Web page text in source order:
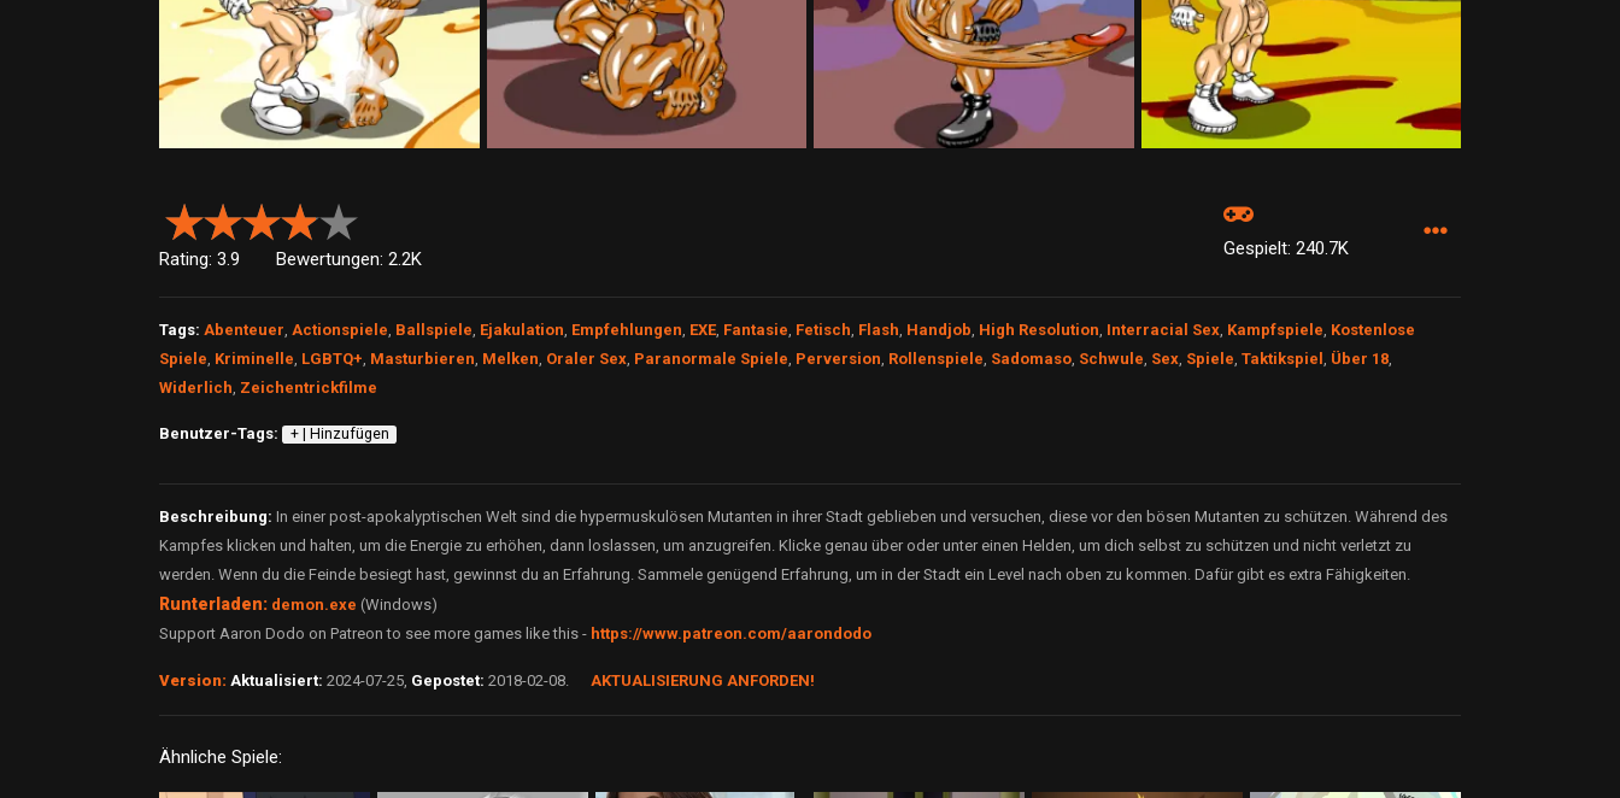
Rating: 3.9 Bewertungen: 2.2K Gespielt: 240.7K
Tags: Abenteuer Actionspiele Ballspiele Ejakulation Empfehlungen EXE, Fantasie Fetisch Flash Handjob High Resolution Interracial Sex Kampfspiele Kostenlose
Spiele Kriminelle LGBTQ+ Masturbieren Melken Oraler Sex Paranormale Spiele Perversion Rollenspiele Sadomaso Schwule Sex Spiele Taktikspiel Über 18
Widerlich Zeichentrickfilme
Benutzer-Tags: + | Hinzufügen
Beschreibung: In einer post-apokalyptischen Welt sind die hypermuskulösen Mutanten in ihrer Stadt geblieben und versuchen, diese vor den bösen Mutanten zu schützen. Während des
Kampfes klicken und halten, um die Energie zu erhöhen, dann loslassen, um anzugreifen. Klicke genau über oder unter einen Helden, um dich selbst zu schützen und nicht verletzt zu
werden. Wenn du die Feinde besiegt hast, gewinnst du an Erfahrung. Sammele genügend Erfahrung, um in der Stadt ein Level nach oben zu kommen. Dafür gibt es extra Fähigkeiten.
Runterladen: demon.exe (Windows)
Support Aaron Dodo on Patreon to see more games like this - https://www.patreon.com/aarondodo
Version: Aktualisiert: 2024-07-25, Gepostet: 2018-02-08. AKTUALISIERUNG ANFORDEN!
Ähnliche Spiele: